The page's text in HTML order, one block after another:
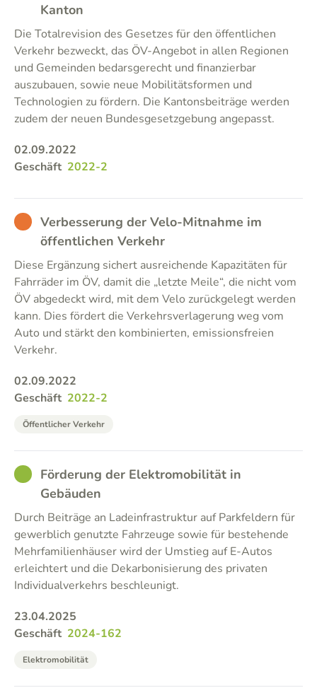
Kanton
Die Totalrevision des Gesetzes für den öffentlichen
Verkehr bezweckt, das ÖV-Angebot in allen Regionen
und Gemeinden bedarsgerecht und finanzierbar
auszubauen, sowie neue Mobilitätsformen und
Technologien zu fördern. Die Kantonsbeiträge werden
zudem der neuen Bundesgesetzgebung angepasst.
02.09.2022
Geschäft 2022-2
BADVerbesserung der Velo-Mitnahme im
öffentlichen Verkehr
Diese Ergänzung sichert ausreichende Kapazitäten für
Fahrräder im ÖV, damit die „letzte Meile“, die nicht vom
ÖV abgedeckt wird, mit dem Velo zurückgelegt werden
kann. Dies fördert die Verkehrsverlagerung weg vom
Auto und stärkt den kombinierten, emissionsfreien
Verkehr.
02.09.2022
Geschäft 2022-2
Öffentlicher Verkehr
GOODFörderung der Elektromobilität in
Gebäuden
Durch Beiträge an Ladeinfrastruktur auf Parkfeldern für
gewerblich genutzte Fahrzeuge sowie für bestehende
Mehrfamilienhäuser wird der Umstieg auf E-Autos
erleichtert und die Dekarbonisierung des privaten
Individualverkehrs beschleunigt.
23.04.2025
Geschäft 2024-162
Elektromobilität